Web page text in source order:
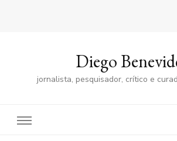
Diego
jornalista, pesquisador, crítico e